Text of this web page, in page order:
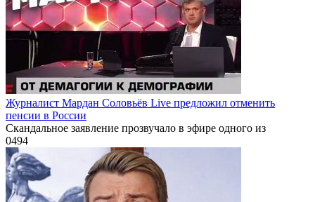
Журналист Мардан Соловьёв Live предложил отменить
пенсии в России
Скандальное заявление прозвучало в эфире одного из
0494